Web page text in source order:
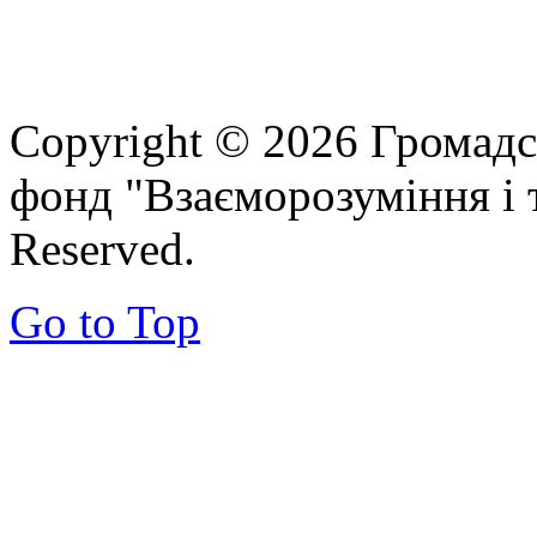
Copyright © 2026
фонд "Взаєморозуміння і
Reserved.
Go to Top